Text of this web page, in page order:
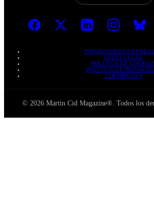
CONDICIONES
AVISO LEGAL
POLÍTICA DE
POLÍTICA DE
COPYRIGHTS
© 2026 Martin Cid Magazine®. Todos los